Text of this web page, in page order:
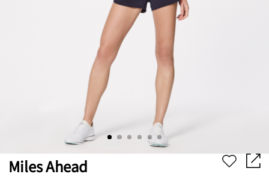
Miles Ahead